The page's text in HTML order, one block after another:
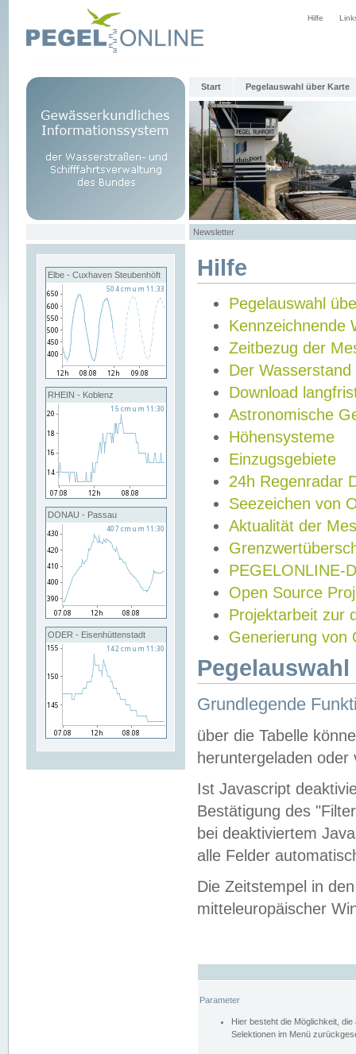
Hilfe
Start Pegelauswahl über Karte
Newsletter
Elbe - Cuxhaven Steubenhöft
RHEIN - Koblenz
DONAU - Passau
ODER - Eisenhüttenstadt
Hilfe
Pegelauswahl
Kennzeichnende
Zeitbezug der
Der Wasserstand
Download
Astronomische
Höhensysteme
Einzugsgebiete
24h Regenradar
Seezeichen von
Aktualität der
PEGELONLINE-
Open Source
Projektarbeit zur
Generierung von
Grundlegende
über die Tabelle
heruntergeladen oder
Ist Javascript
Bestätigung des
bei deaktiviertem
alle Felder
Die Zeitstempel in
mitteleuropäischer
Parameter
Hier besteht die Möglichkeit,
Selektionen im Menü